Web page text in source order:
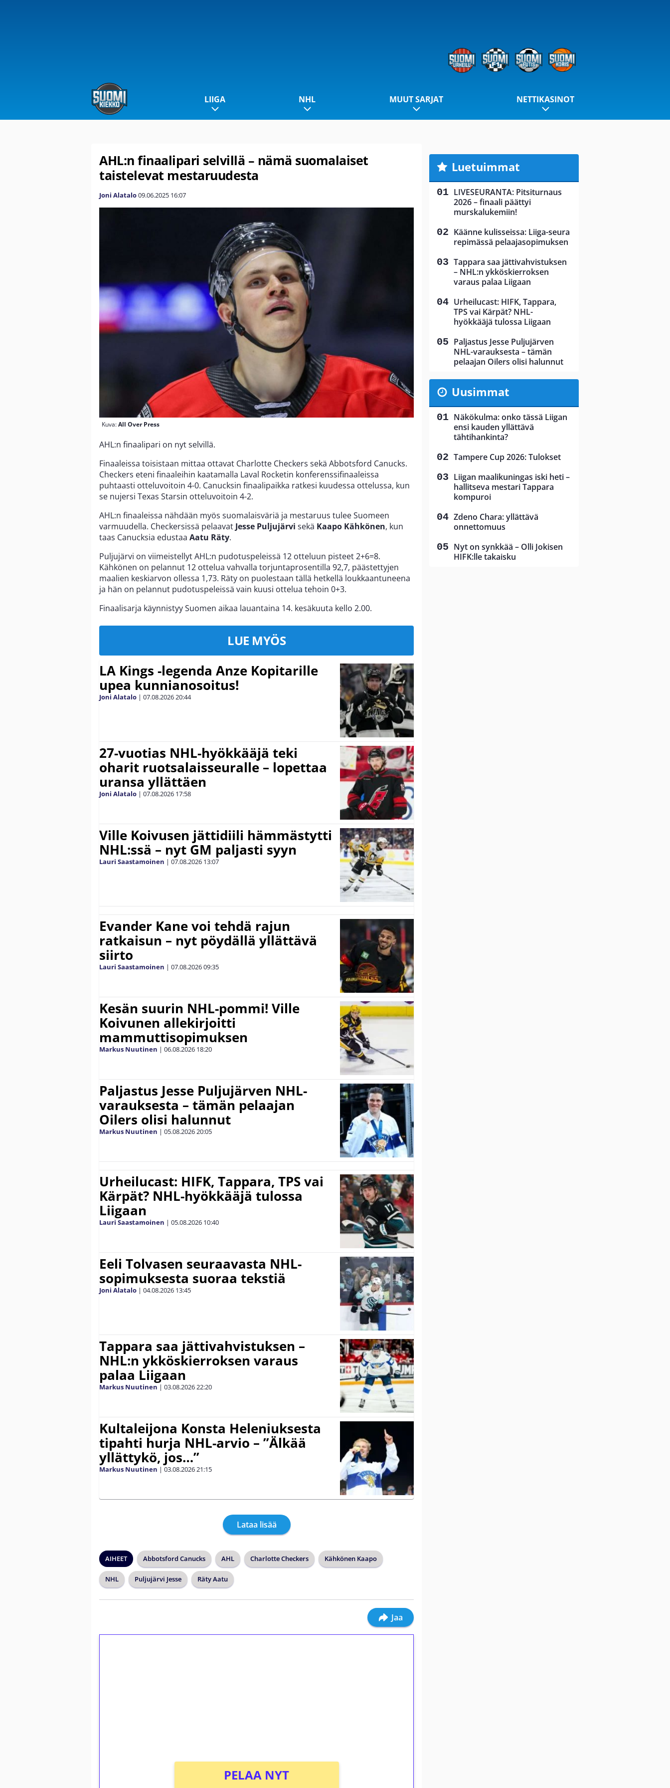
LIIGA NHL MUUT SARJAT NETTIKASINOT
AHL:n finaalipari selvillä – nämä suomalaiset
taistelevat mestaruudesta
Joni Alatalo09.06.2025 16:07
Kuva:All Over Press
AHL:n finaalipari on nyt selvillä.
Finaaleissa toisistaan mittaa ottavat Charlotte Checkers sekä Abbotsford Canucks.
Checkers eteni finaaleihin kaatamalla Laval Rocketin konferenssifinaaleissa
puhtaasti otteluvoitoin 4-0. Canucksin finaalipaikka ratkesi kuudessa ottelussa, kun
se nujersi Texas Starsin otteluvoitoin 4-2.
AHL:n finaaleissa nähdään myös suomalaisväriä ja mestaruus tulee Suomeen
varmuudella. Checkersissä pelaavat Jesse Puljujärvi sekä Kaapo Kähkönen, kun
taas Canucksia edustaa Aatu Räty.
Puljujärvi on viimeistellyt AHL:n pudotuspeleissä 12 otteluun pisteet 2+6=8.
Kähkönen on pelannut 12 ottelua vahvalla torjuntaprosentilla 92,7, päästettyjen
maalien keskiarvon ollessa 1,73. Räty on puolestaan tällä hetkellä loukkaantuneena
ja hän on pelannut pudotuspeleissä vain kuusi ottelua tehoin 0+3.
Finaalisarja käynnistyy Suomen aikaa lauantaina 14. kesäkuuta kello 2.00.
LUE MYÖS
LA Kings -legenda Anze Kopitarille
upea kunnianosoitus!
Joni Alatalo | 07.08.202620:44
27-vuotias NHL-hyökkääjä teki
oharit ruotsalaisseuralle – lopettaa
uransa yllättäen
Joni Alatalo | 07.08.2026 17:58
Ville Koivusen jättidiili hämmästytti
NHL:ssä – nyt GM paljasti syyn
Lauri Saastamoinen | 07.08.2026 13:07
Evander Kane voi tehdä rajun
ratkaisun – nyt pöydällä yllättävä
siirto
Lauri Saastamoinen | 07.08.202609:35
Kesän suurin NHL-pommi! Ville
Koivunen allekirjoitti
mammuttisopimuksen
Markus Nuutinen | 06.08.2026 18:20
Paljastus Jesse Puljujärven NHL-
varauksesta – tämän pelaajan
Oilers olisi halunnut
Markus Nuutinen | 05.08.202620:05
Urheilucast: HIFK, Tappara, TPS vai
Kärpät? NHL-hyökkääjä tulossa
Liigaan
Lauri Saastamoinen | 05.08.2026 10:40
Eeli Tolvasen seuraavasta NHL-
sopimuksesta suoraa tekstiä
Joni Alatalo | 04.08.2026 13:45
Tappara saa jättivahvistuksen –
NHL:n ykköskierroksen varaus
palaa Liigaan
Markus Nuutinen | 03.08.202622:20
Kultaleijona Konsta Heleniuksesta
tipahti hurja NHL-arvio – ”Älkää
yllättykö, jos…”
Markus Nuutinen | 03.08.202621:15
Lataa lisää
AIHEET Abbotsford Canucks AHL Charlotte Checkers Kähkönen Kaapo
NHL Puljujärvi Jesse Räty Aatu
Jaa
PELAA NYT
Luetuimmat
LIVESEURANTA: Pitsiturnaus
2026 – finaali päättyi
murskalukemiin!
Käänne kulisseissa: Liiga-seura
repimässä pelaajasopimuksen
Tappara saa jättivahvistuksen
– NHL:n ykköskierroksen
varaus palaa Liigaan
Urheilucast: HIFK, Tappara,
TPS vai Kärpät? NHL-
hyökkääjä tulossa Liigaan
Paljastus Jesse Puljujärven
NHL-varauksesta – tämän
pelaajan Oilers olisi halunnut
Uusimmat
Näkökulma: onko tässä Liigan
ensi kauden yllättävä
tähtihankinta?
Tampere Cup 2026: Tulokset
Liigan maalikuningas iski heti –
hallitseva mestari Tappara
kompuroi
Zdeno Chara: yllättävä
onnettomuus
Nyt on synkkää – Olli Jokisen
HIFK:lle takaisku